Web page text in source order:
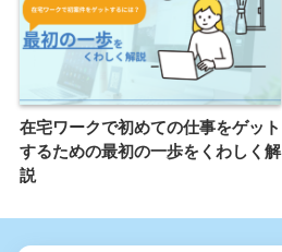
在宅ワークで初めての仕事をゲット
するための最初の一歩をくわしく解
説